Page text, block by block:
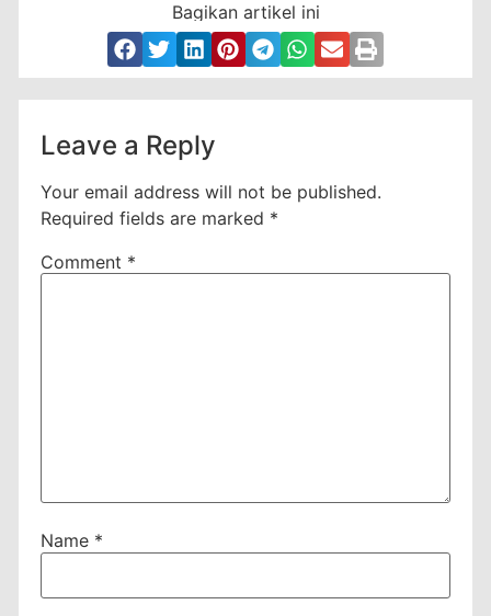
Bagikan artikel ini
Leave a Reply
Your email address will not be published.
Required fields are marked *
Comment *
Name *